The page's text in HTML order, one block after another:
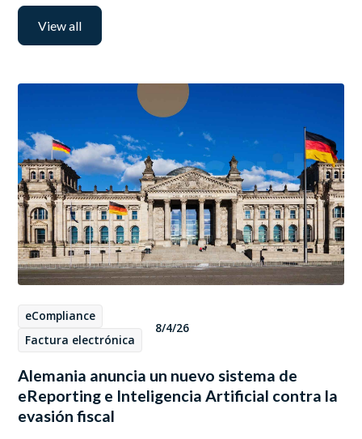
View all
eCompliance
Factura electrónica
8/4/26
Alemania anuncia un nuevo sistema de
eReporting e Inteligencia Artificial contra la
evasión fiscal